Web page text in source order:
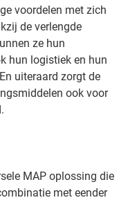
voordelen met zich
de verlengde
ze hun
hun logistiek en hun
uiteraard zorgt de
ook voor
MAP oplossing die
met eender